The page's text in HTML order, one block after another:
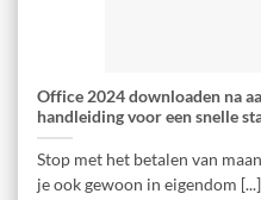
Office 2024 downloaden na
handleiding voor een snelle
Stop met het betalen van
je ook gewoon in eigendom [...]